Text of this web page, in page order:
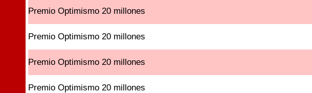
Premio Optimismo 20 millones
Premio Optimismo 20 millones
Premio Optimismo 20 millones
Premio Optimismo 20 millones